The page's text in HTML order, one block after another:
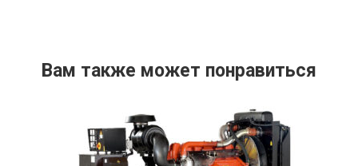
Вам также может понравиться